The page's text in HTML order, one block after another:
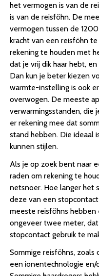
het vermogen is van de
is van de reisföhn. De
vermogen tussen de
kracht van een reisföhn
rekening te houden met
dat je vrij dik haar hebt,
Dan kun je beter kiezen
warmte-instelling is ook
overwogen. De meeste
verwarmingsstanden, die
er rekening mee dat
stand hebben. Die ideaal
kunnen stijlen.
Als je op zoek bent naar
raden om rekening te
netsnoer. Hoe langer het
deze van een
meeste reisföhns
ongeveer twee meter,
stopcontact gebruik te
Sommige reisföhns, zoals
een ionentechnologie